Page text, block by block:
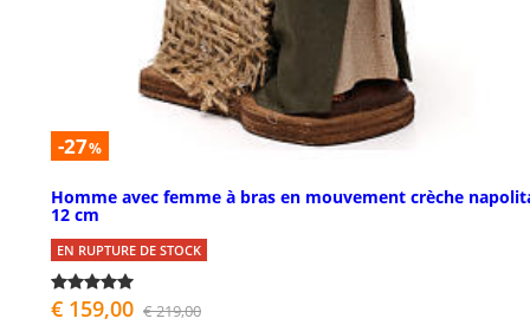
-27%
Homme avec femme à bras en mouvement crèche
12 cm
EN RUPTURE DE STOCK
€ 159,00 € 219,00